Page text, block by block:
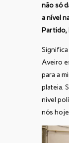
não só
a nível
Partido,
Aveiro
para a
plateia.
nível
nós